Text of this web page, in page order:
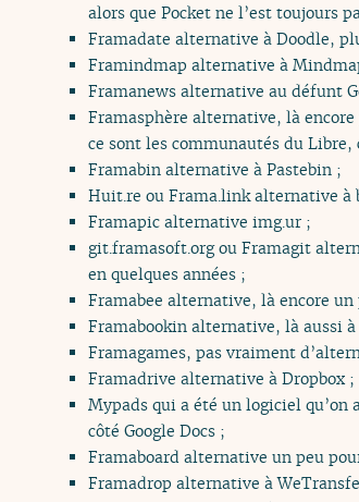
alors que Pocket ne l’est toujours
Framadate alternative à Doodle,
Framindmap alternative à
Framanews alternative au défunt
Framasphère alternative, là
ce sont les communautés du Libre,
Framabin alternative à Pastebin ;
Huit.re ou Frama.link alternative
Framapic alternative img.ur ;
git.framasoft.org ou Framagit
en quelques années ;
Framabee alternative, là encore
Framabookin alternative, là aussi
Framagames, pas vraiment
Framadrive alternative à Dropbox ;
Mypads qui a été un logiciel
côté Google Docs ;
Framaboard alternative un peu
Framadrop alternative à